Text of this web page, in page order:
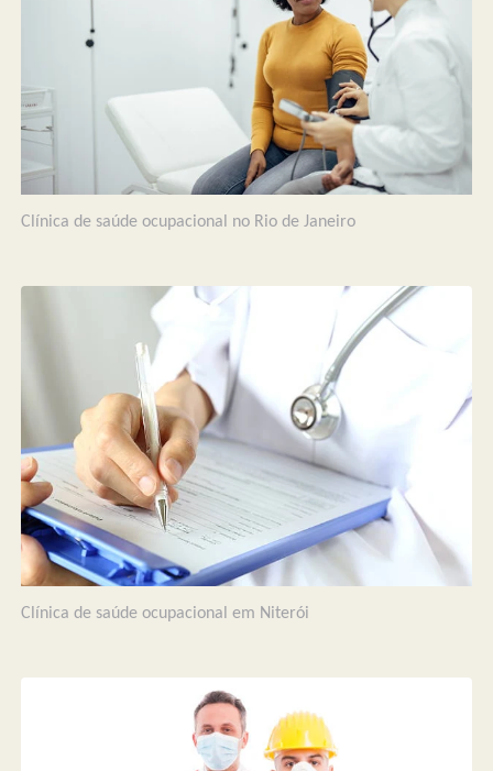
Clínica de saúde ocupacional no Rio de Janeiro
Clínica de saúde ocupacional em Niterói